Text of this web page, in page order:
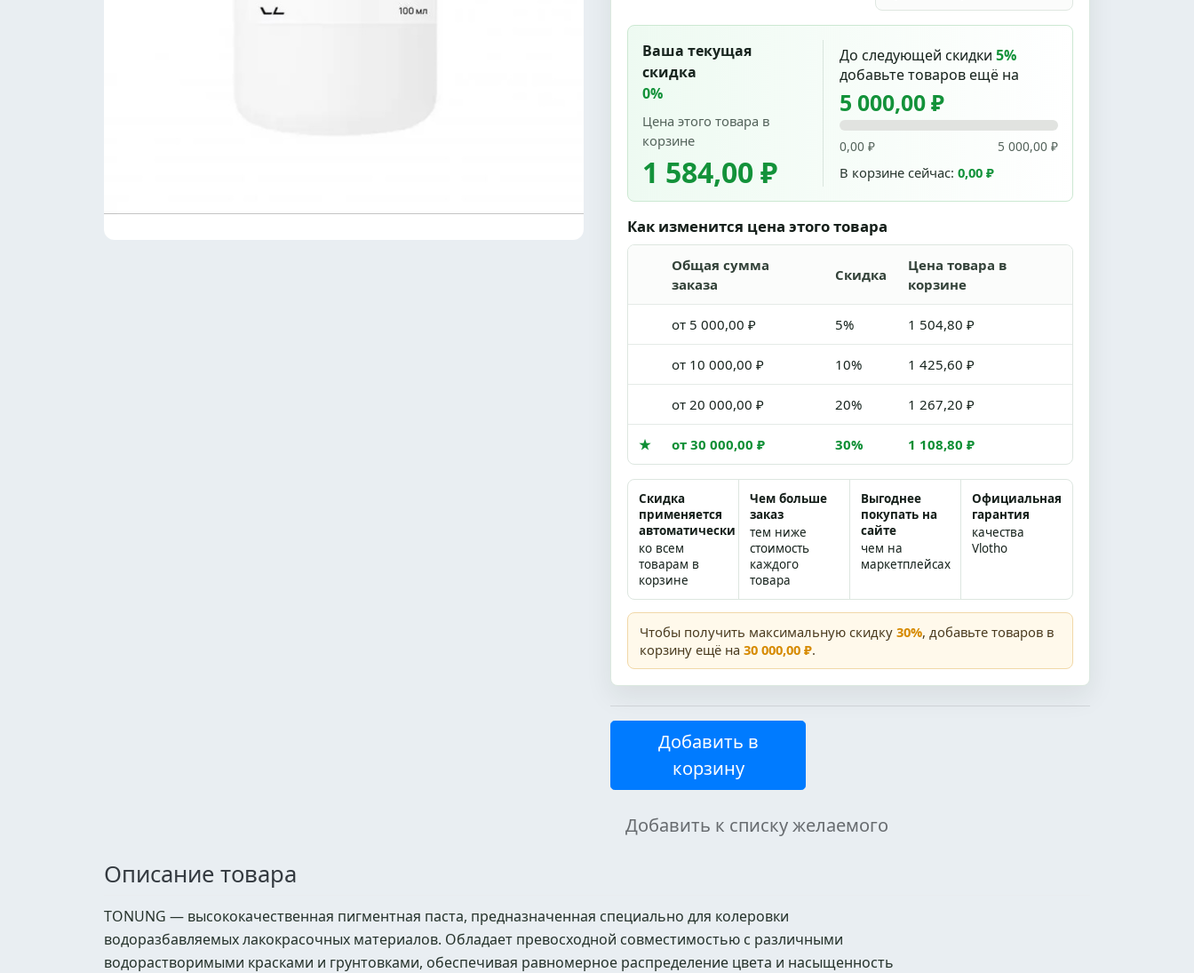
Ваша текущая
скидка
0%
Цена этого товара в
корзине
1 584,00 ₽
До следующей скидки 5%
добавьте товаров ещё на
5 000,00 ₽
0,00 ₽ 5 000,00 ₽
В корзине сейчас: 0,00 ₽
Как изменится цена этого товара
Общая сумма
заказа
Скидка
Цена товара в
корзине
от 5 000,00 ₽ 5% 1 504,80 ₽
от 10 000,00 ₽ 10% 1 425,60 ₽
от 20 000,00 ₽ 20% 1 267,20 ₽
★ от 30 000,00 ₽ 30% 1 108,80 ₽
Скидка
применяется
автоматически
ко всем
товарам в
корзине
Чем больше
заказ
тем ниже
стоимость
каждого
товара
Выгоднее
покупать на
сайте
чем на
маркетплейсах
Официальная
гарантия
качества
Vlotho
Чтобы получить максимальную скидку 30%, добавьте товаров в
корзину ещё на 30 000,00 ₽.
Добавить в
корзину
Добавить к списку желаемого
Описание товара
TONUNG — высококачественная пигментная паста, предназначенная специально для колеровки
водоразбавляемых лакокрасочных материалов. Обладает превосходной совместимостью с различными
водорастворимыми красками и грунтовками, обеспечивая равномерное распределение цвета и насыщенность